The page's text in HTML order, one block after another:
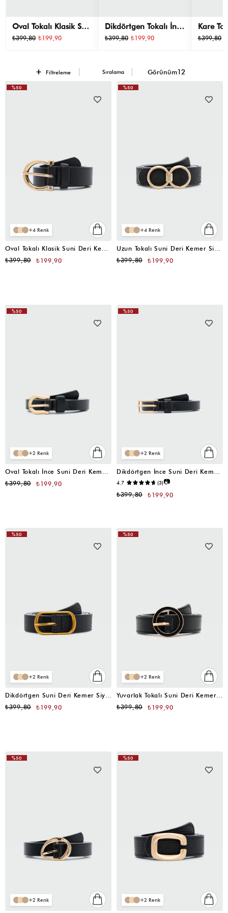
Oval Tokalı Klasik Suni
Deri Kemer Siyah
₺399,80 ₺199,90
Dikdörtgen Tokalı İnce
Suni Deni Kemer Siyah
₺399,80 ₺199,90
Kare
Kemer
₺399,80
Filtreleme Sıralama
4
₺199,90
₺399,80
%50
4
₺199,90
₺399,80
%50
2
Oval Tokalı İnce Suni Deri Kemer Siyah
₺199,90
₺399,80
%50
2
Dikdörtgen İnce Suni Deri Kemer Siyah
4.7 (3)📷
₺199,90
₺399,80
%50
2
₺199,90
₺399,80
%50
2
Yuvarlak Tokalı Suni Deri Kemer Siyah
₺199,90
₺399,80
%50
2
%50
2
%50